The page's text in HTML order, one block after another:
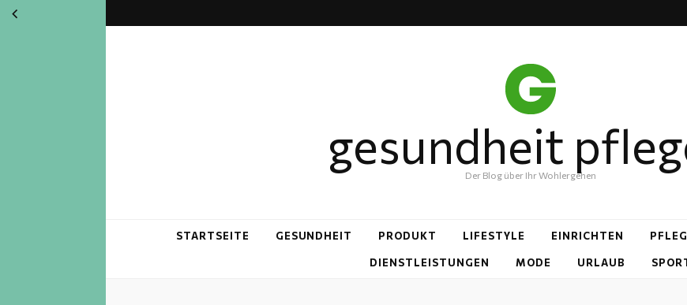
gesundheit
Der Blog über Ihr Wohlergehen
STARTSEITE GESUNDHEIT PRODUKT LIFESTYLE EINRICHTEN
DIENSTLEISTUNGEN MODE URLAUB